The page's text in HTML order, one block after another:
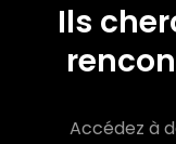
Ils
Accédez à